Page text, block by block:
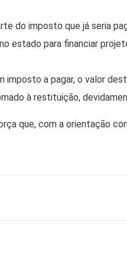
do imposto que já seria
estado para financiar
imposto a pagar, o valor
à restituição,
que, com a orientação